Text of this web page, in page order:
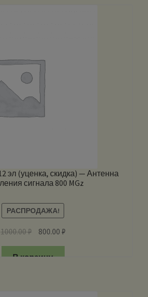
эл (уценка, скидка) — Антенна
сигнала 800 MGz
РАСПРОДАЖА!
1000.00₽ 800.00 ₽
В корзину